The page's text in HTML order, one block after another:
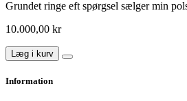
Grundet ringe eft spørgsel sælger min
10.000,00 kr
Læg i kurv
Information